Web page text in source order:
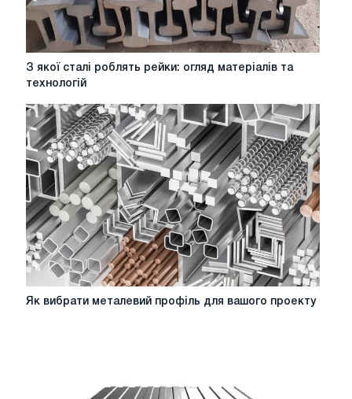
З
роблять
рейки:
огляд
матеріалів
та
технологій
З якої сталі роблять рейки: огляд матеріалів та
технологій
Як
вибрати
Як вибрати металевий профіль для вашого проекту